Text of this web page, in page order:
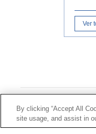
Ver
By clicking “Accept All
site usage, and assist in